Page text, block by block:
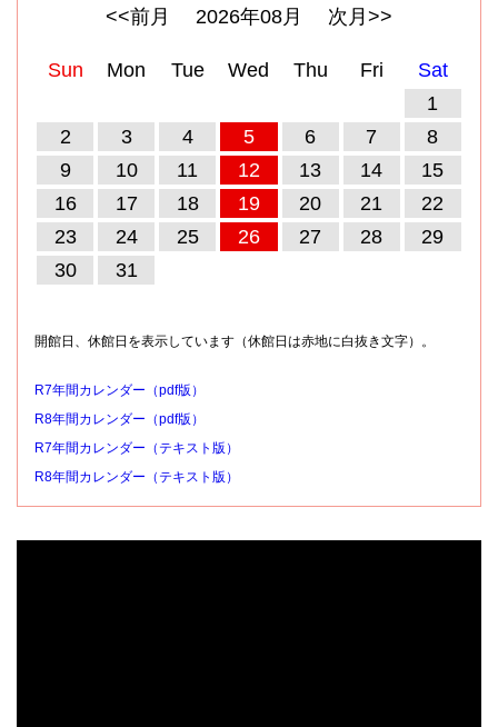
<<前月 2026年08月 次月>>
Sun Mon Tue Wed Thu Fri
Sat
1
2
3 4 5 6 7
8
9
10 11 12 13 14
15
16
17 18 19 20 21
22
23
24 25 26 27 28
29
30
31
開館日、休館日を表示しています（休館日は赤地に白抜き文字）。
R7年間カレンダー（pdf版）
R8年間カレンダー（pdf版）
R7年間カレンダー（テキスト版）
R8年間カレンダー（テキスト版）